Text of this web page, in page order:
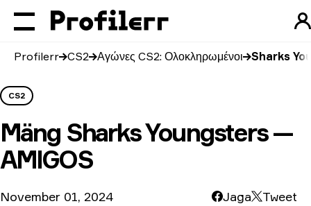
Profilerr CS2 Αγώνες CS2: Ολοκληρωμένοι Sharks
CS2
Mäng Sharks Youngsters —
AMIGOS
November 01, 2024 Jaga Tweet